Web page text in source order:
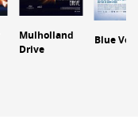
Mulholland
Drive
Blue